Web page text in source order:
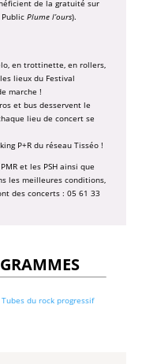
de la gratuité sur
Plume l’ours).
en trottinette, en rollers,
lieux du Festival
marche !
et bus desservent le
lieu de concert se
P+R du réseau Tisséo !
et les PSH ainsi que
les meilleures conditions,
des concerts : 05 61 33
Tubes du rock progressif